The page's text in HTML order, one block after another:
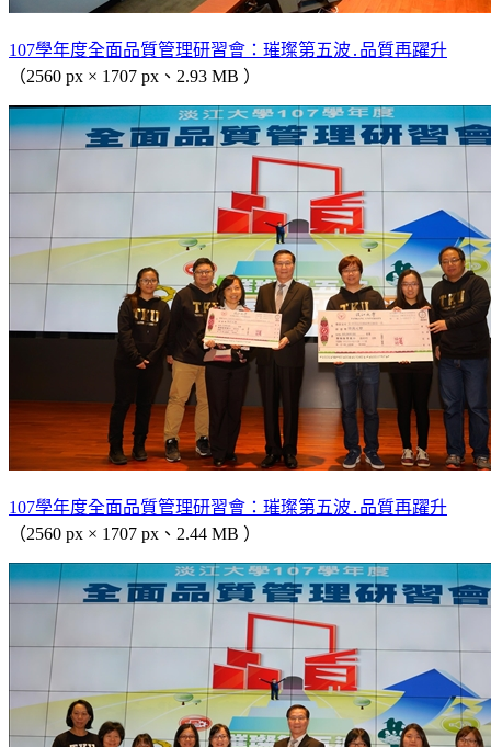
107學年度全面品質管理研習會：璀璨第五波․品質再躍升
（2560 px × 1707 px、2.93 MB ）
107學年度全面品質管理研習會：璀璨第五波․品質再躍升
（2560 px × 1707 px、2.44 MB ）